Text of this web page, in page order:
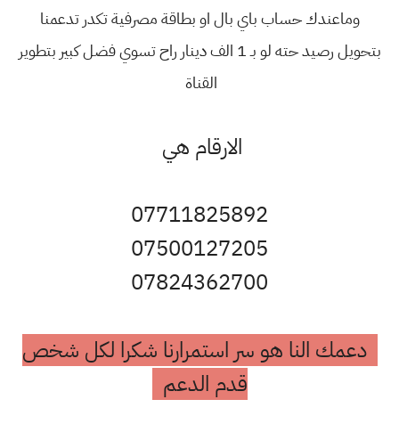
وماعندك حساب باي بال او بطاقة مصرفية تكدر تدعمنا
بتحويل رصيد حته لو بـ 1 الف دينار راح تسوي فضل كبير بتطوير
القناة
الارقام هي
07711825892
07500127205
07824362700
دعمك النا هو سر استمرارنا شكرا لكل شخص
قدم الدعم